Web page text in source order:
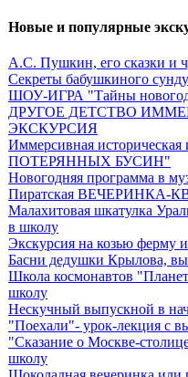
Новые и популярные
А.С. Пушкин, его сказки и
Секреты бабушкиного
ШОУ-ИГРА "Тайны
ДРУГОЕ ДЕТСТВО
ЭКСКУРСИЯ
Иммерсивная
ПОТЕРЯННЫХ БУСИН"
Новогодняя программа в
Пиратская ВЕЧЕРИНКА-
Малахитовая шкатулка
в школу
Экскурсия на козью ферму
Басни дедушки Крылова,
Школа космонавтов
школу
Нескучный выпускной в
"Поехали"- урок-лекция с
"Сказание о Москве-
школу